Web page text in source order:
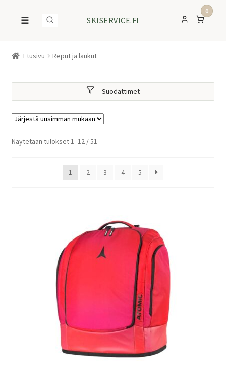
☰ SKISERVICE.FI
0
Etusivu Reput ja laukut
Suodattimet
Näytetään tulokset 1–12 / 51
1
2 3 4 5